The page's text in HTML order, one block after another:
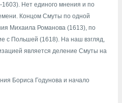
Нет единого мнения и по
Концом Смуты по одной
Михаила Романова (1613), по
с Польшей (1618). На наш взгляд,
является деление Смуты на
Бориса Годунова и начало